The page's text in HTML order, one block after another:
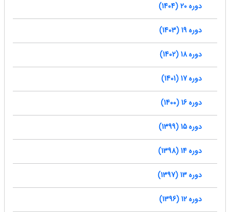
دوره 20 (1404)
دوره 19 (1403)
دوره 18 (1402)
دوره 17 (1401)
دوره 16 (1400)
دوره 15 (1399)
دوره 14 (1398)
دوره 13 (1397)
دوره 12 (1396)